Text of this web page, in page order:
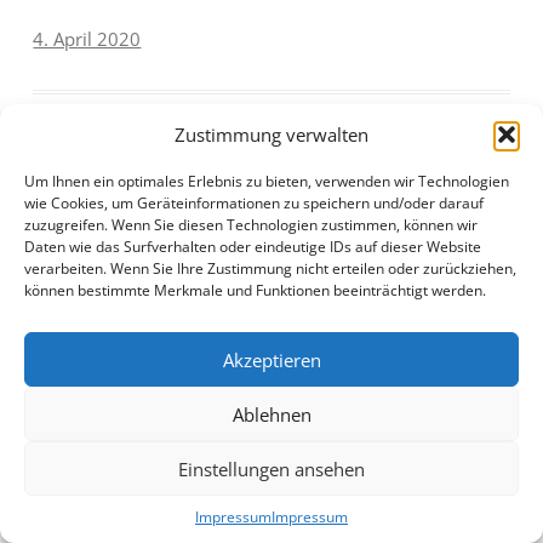
Zustimmung verwalten
Um Ihnen ein optimales Erlebnis zu bieten, verwenden wir Technologien
wie Cookies, um Geräteinformationen zu speichern und/oder darauf
zuzugreifen. Wenn Sie diesen Technologien zustimmen, können wir
Daten wie das Surfverhalten oder eindeutige IDs auf dieser Website
verarbeiten. Wenn Sie Ihre Zustimmung nicht erteilen oder zurückziehen,
können bestimmte Merkmale und Funktionen beeinträchtigt werden.
Akzeptieren
Ablehnen
Einstellungen ansehen
ImpressumImpressum
4. April 2020
Beitragsnavigation
← Kein öffentlicher
Vorverkauf der Kulturfahrten
Kulturfahrt nach Leonberg
Stolz präsentiert von WordPress